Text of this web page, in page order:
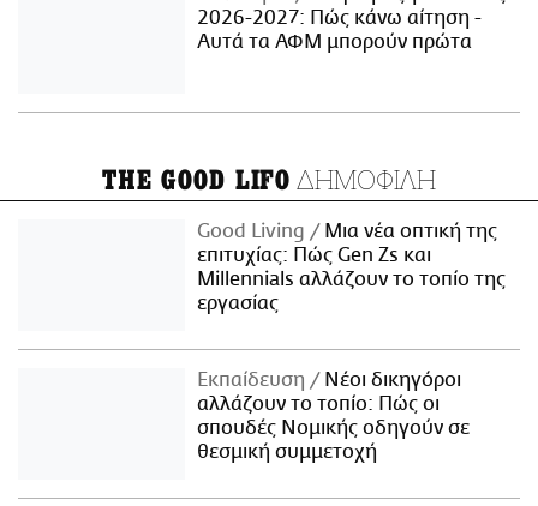
2026-2027: Πώς κάνω αίτηση -
Αυτά τα ΑΦΜ μπορούν πρώτα
THE GOOD LIFO ΔΗΜΟΦΙΛΗ
Good Living
Μια νέα οπτική της
επιτυχίας: Πώς Gen Zs και
Millennials αλλάζουν το τοπίο της
εργασίας
Εκπαίδευση
Νέοι δικηγόροι
αλλάζουν το τοπίο: Πώς οι
σπουδές Νομικής οδηγούν σε
θεσμική συμμετοχή